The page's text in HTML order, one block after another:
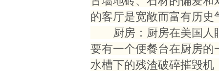
的客厅是宽敞而富有历史
厨房：厨房在美国人
要有一个便餐台在厨房
水槽下的残渣破碎摧毁